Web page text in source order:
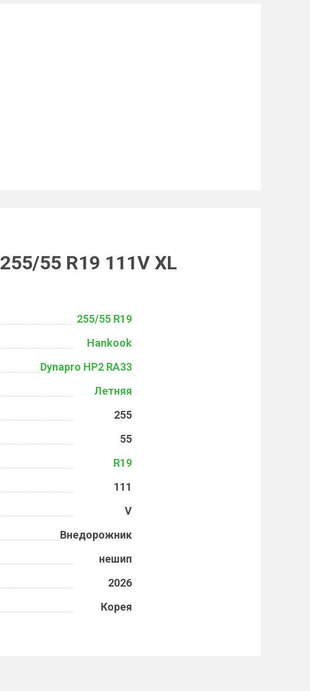
55 R19 111V XL
255/55 R19
Hankook
Dynapro HP2 RA33
Летняя
255
55
R19
111
V
Внедорожник
нешип
2026
Корея